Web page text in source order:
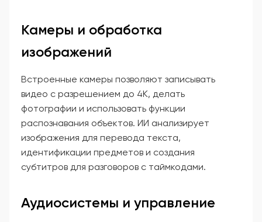
Камеры и обработка
изображений
Встроенные камеры позволяют записывать
видео с разрешением до 4K, делать
фотографии и использовать функции
распознавания объектов. ИИ анализирует
изображения для перевода текста,
идентификации предметов и создания
субтитров для разговоров с таймкодами.
Аудиосистемы и управление